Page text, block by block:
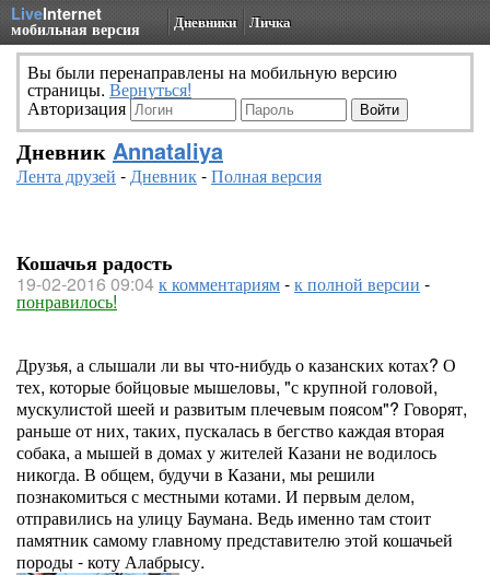
LiveInternet
мобильная версия Дневники Личка
Вы были перенаправлены на мобильную версию
страницы. Вернуться!
Авторизация
Дневник Annataliya
Лента друзей -Дневник-Полная версия
Кошачья радость
19-02-2016 09:04к комментариям-к полной версии -
понравилось!
Друзья, а слышали ли вы что-нибудь о казанских котах? О
тех, которые бойцовые мышеловы, "с крупной головой,
мускулистой шеей и развитым плечевым поясом"? Говорят,
раньше от них, таких, пускалась в бегство каждая вторая
собака, а мышей в домах у жителей Казани не водилось
никогда. В общем, будучи в Казани, мы решили
познакомиться с местными котами. И первым делом,
отправились на улицу Баумана. Ведь именно там стоит
памятник самому главному представителю этой кошачьей
породы - коту Алабрысу.